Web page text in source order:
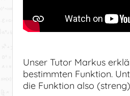
Unser Tutor Markus
bestimmten Funktion.
die Funktion also